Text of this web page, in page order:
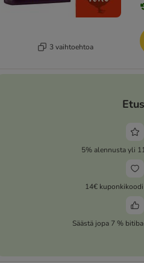
3 vaihtoehtoa
5% alennusta yli
14€
Säästä jopa 7 %